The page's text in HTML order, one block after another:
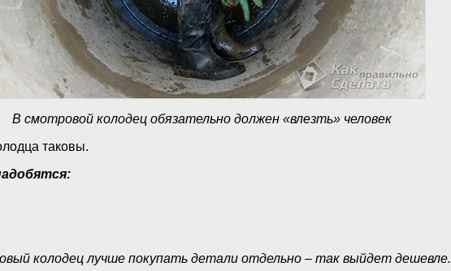
В смотровой колодец обязательно должен «влезть» человек
таковы.
колодец лучше покупать детали отдельно – так выйдет дешевле.